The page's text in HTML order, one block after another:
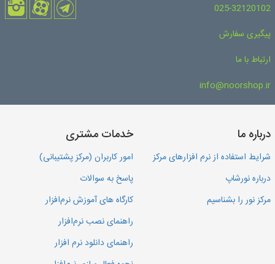
025-32120102
پیگیری سفارش
ارتباط با ما
info@noorshop.ir
درباره ما
شرایط استفاده از نرم افزارهای مرکز
درباره نورشاپ
مرکز نور را بشناسیم
خدمات مشتری
امور کاربران (مرکز پشتیبانی)
پاسخ به سوالات
کارگاه های آموزش نرم‌افزار
راهنمای نصب نرم‌افزار
راهنمای دانلود نرم افزار